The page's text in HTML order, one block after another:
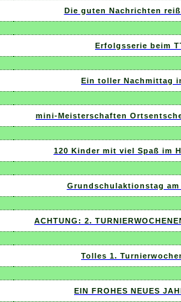
Die guten Nachrichten
Erfolgsserie beim
Ein toller Nachmittag
mini-Meisterschaften
120 Kinder mit viel Spaß im
Grundschulaktionstag am
ACHTUNG: 2.
Tolles 1.
EIN FROHES NEUES